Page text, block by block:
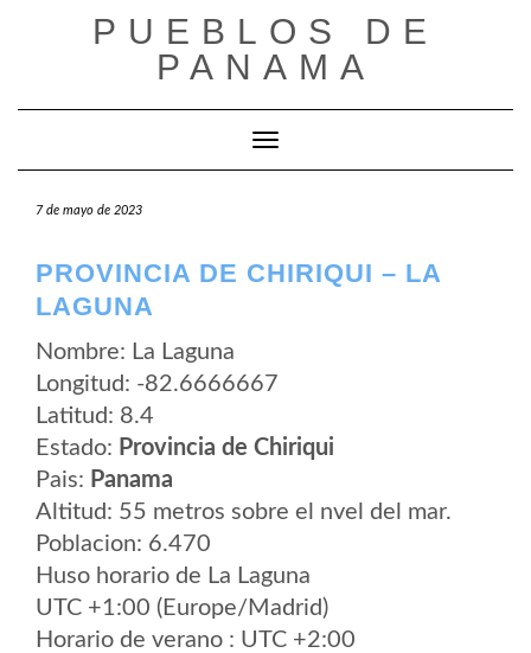
PUEBLOS DE
PANAMA
Cambiar modo de navegación
7 de mayo de 2023
PROVINCIA DE CHIRIQUI – LA
LAGUNA
Nombre: La Laguna
Longitud: -82.6666667
Latitud: 8.4
Estado: Provincia de Chiriqui
Pais: Panama
Altitud: 55 metros sobre el nvel del mar.
Poblacion: 6.470
Huso horario de La Laguna
UTC +1:00 (Europe/Madrid)
Horario de verano : UTC +2:00